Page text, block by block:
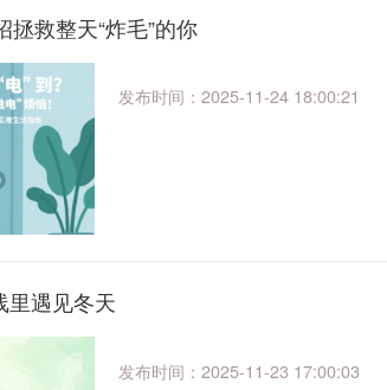
救整天“炸毛”的你
发布时间：2025-11-24 18:00:21
里遇见冬天
发布时间：2025-11-23 17:00:03